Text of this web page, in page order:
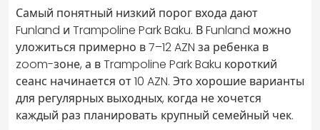
Самый понятный низкий порог входа дают
Funland и Trampoline Park Baku. В Funland можно
уложиться примерно в 7–12 AZN за ребенка в
zoom-зоне, а в Trampoline Park Baku короткий
сеанс начинается от 10 AZN. Это хорошие варианты
для регулярных выходных, когда не хочется
каждый раз планировать крупный семейный чек.